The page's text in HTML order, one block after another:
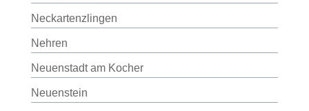
Neckartenzlingen
Nehren
Neuenstadt am Kocher
Neuenstein